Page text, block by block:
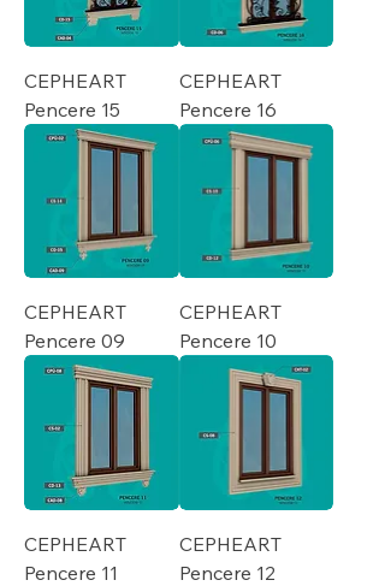
CEPHEART
Pencere 15
CEPHEART
Pencere 16
CEPHEART
Pencere 09
CEPHEART
Pencere 10
CEPHEART
Pencere 11
CEPHEART
Pencere 12